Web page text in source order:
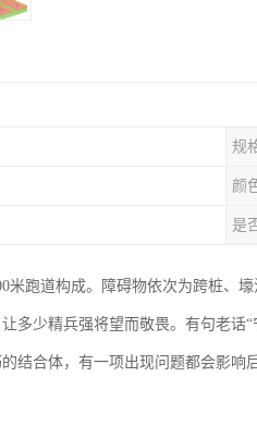
规
颜
是
米跑道构成。障碍物依次为跨桩、
多少精兵强将望而敬畏。有句老话
结合体，有一项出现问题都会影响